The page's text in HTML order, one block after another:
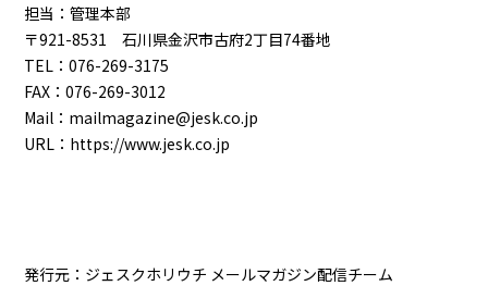
担当：管理本部
〒921-8531 石川県金沢市古府2丁目74番地
TEL：076-269-3175
FAX：076-269-3012
Mail：mailmagazine@jesk.co.jp
URL：https://www.jesk.co.jp
発行元：ジェスクホリウチ メールマガジン配信チーム